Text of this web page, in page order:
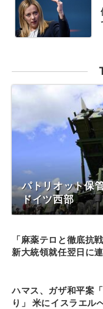
パトリオット保
ドイツ西部
「麻薬テロと徹底抗
新大統領就任翌日に
ハマス、ガザ和平案
り」 米にイスラエル